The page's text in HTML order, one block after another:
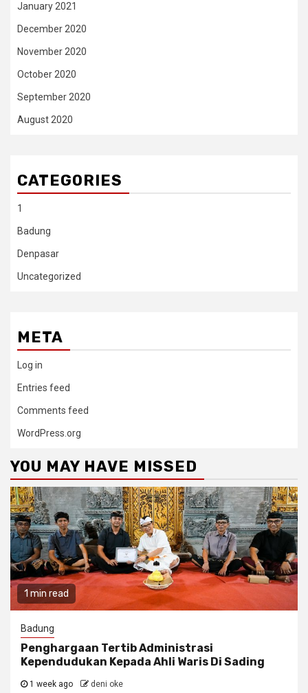
January 2021
December 2020
November 2020
October 2020
September 2020
August 2020
CATEGORIES
1
Badung
Denpasar
Uncategorized
META
Log in
Entries feed
Comments feed
WordPress.org
YOU MAY HAVE MISSED
1 min read
Badung
Penghargaan Tertib Administrasi
Kependudukan Kepada Ahli Waris Di Sading
1 week ago deni oke